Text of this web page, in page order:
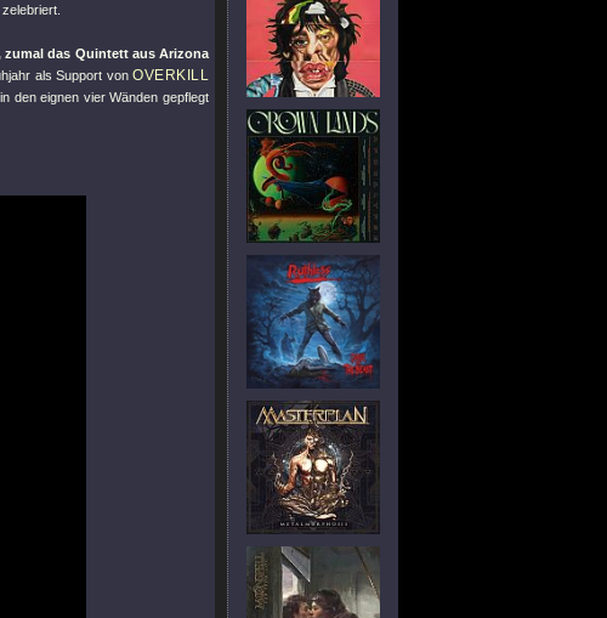
zumal das Quintett aus Arizona
als Support vonOVERKILL
den eignen vier Wänden gepflegt